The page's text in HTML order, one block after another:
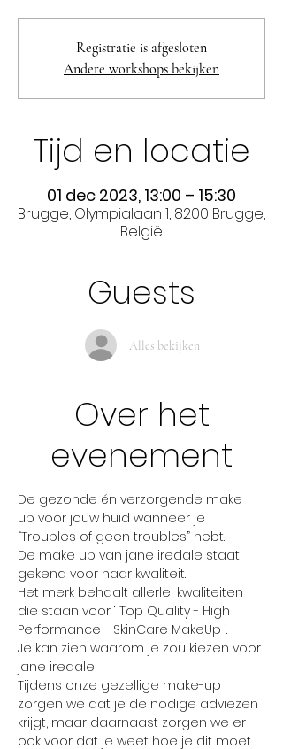
Registratie is afgesloten
Andere workshops bekijken
Tijd en locatie
01 dec 2023, 13:00 – 15:30
Brugge, Olympialaan 1, 8200 Brugge,
België
Guests
Alles bekijken
Over het
evenement
De gezonde én verzorgende make
up voor jouw huid wanneer je
“Troubles of geen troubles” hebt.
De make up van jane iredale staat
gekend voor haar kwaliteit.
Het merk behaalt allerlei kwaliteiten
die staan voor ‘ Top Quality - High
Performance - SkinCare MakeUp ’.
Je kan zien waarom je zou kiezen voor
jane iredale!
Tijdens onze gezellige make-up
zorgen we dat je de nodige adviezen
krijgt, maar daarnaast zorgen we er
ook voor dat je weet hoe je dit moet